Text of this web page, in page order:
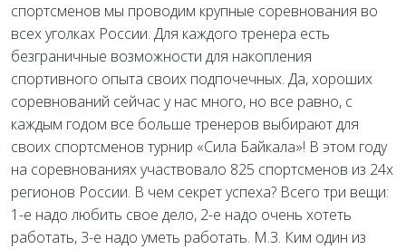
спортсменов мы проводим крупные соревнования во
всех уголках России. Для каждого тренера есть
безграничные возможности для накопления
спортивного опыта своих подпочечных. Да, хороших
соревнований сейчас у нас много, но все равно, с
каждым годом все больше тренеров выбирают для
своих спортсменов турнир «Сила Байкала»! В этом году
на соревнованиях участвовало 825 спортсменов из 24х
регионов России. В чем секрет успеха? Всего три вещи:
1-е надо любить свое дело, 2-е надо очень хотеть
работать, 3-е надо уметь работать. М.З. Ким один из